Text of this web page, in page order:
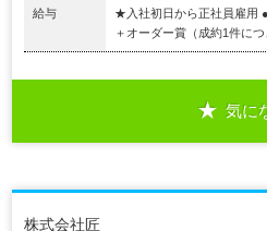
給与
★入社初日から正社員雇用
＋オーダー賞（成約1件につ
気に
株式会社匠